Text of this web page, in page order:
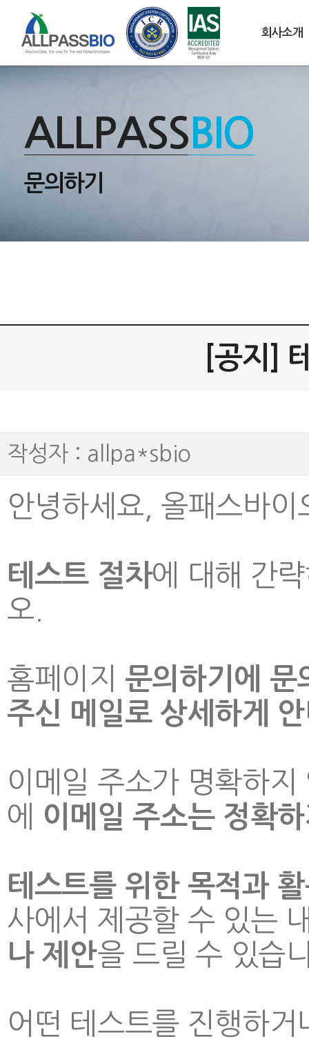
회사소개
ALLPASS BIO
문의하기
[공지]
작성자 : allpa*sbio
안녕하세요, 올패스바이
테스트 절차에 대해 간
오.
홈페이지 문의하기에 문
주신 메일로 상세하게
이메일 주소가 명확하
에 이메일 주소는 정확
테스트를 위한 목적과
사에서 제공할 수 있는
나 제안을 드릴 수 있습
어떤 테스트를 진행하